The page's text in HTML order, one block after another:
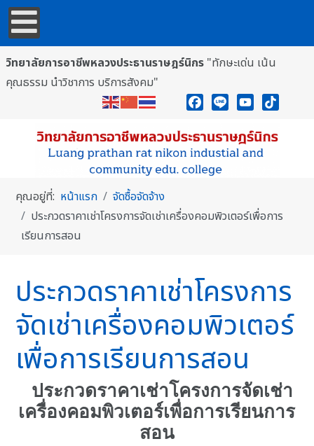
วิทยาลัยการอาชีพหลวงประธานราษฎร์นิกร "ทักษะเด่น เน้น
คุณธรรม นำวิชาการ บริการสังคม"
คุณอยู่ที่: หน้าแรก
จัดซื้อจัดจ้าง
ประกวดราคาเช่าโครงการจัดเช่าเครื่องคอมพิวเตอร์เพื่อการ
เรียนการสอน
ประกวดราคาเช่าโครงการ
จัดเช่าเครื่องคอมพิวเตอร์
เพื่อการเรียนการสอน
ประกวดราคาเช่าโครงการจัดเช่า
เครื่องคอมพิวเตอร์เพื่อการเรียนการ
สอน